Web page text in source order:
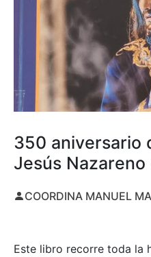
350 aniversario
Jesús Nazareno
COORDINA MANUEL
Este libro recorre toda la